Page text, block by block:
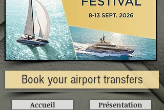
Book your airport transfers
Accueil Présentation